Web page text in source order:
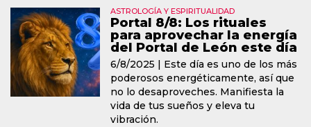
ASTROLOGÍA Y ESPIRITUALIDAD
Portal 8/8: Los rituales
para aprovechar la energía
del Portal de León este día
6/8/2025 | Este día es uno de los más
poderosos energéticamente, así que
no lo desaproveches. Manifiesta la
vida de tus sueños y eleva tu
vibración.